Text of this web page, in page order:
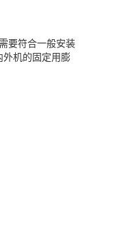
要符合一般安装
外机的固定用膨